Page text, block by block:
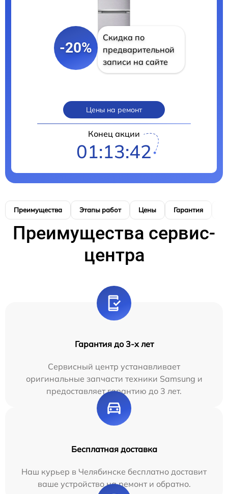
-20%
Скидка по
предварительной
записи на сайте
Цены на ремонт
Конец акции
01:13:41
Преимущества Этапы работ Цены Гарантия
Преимущества сервис-
центра
Гарантия до 3-х лет
Сервисный центр устанавливает
оригинальные запчасти техники Samsung и
предоставляет гарантию до 3 лет.
Бесплатная доставка
Наш курьер в Челябинске бесплатно доставит
ваше устройство на ремонт и обратно.